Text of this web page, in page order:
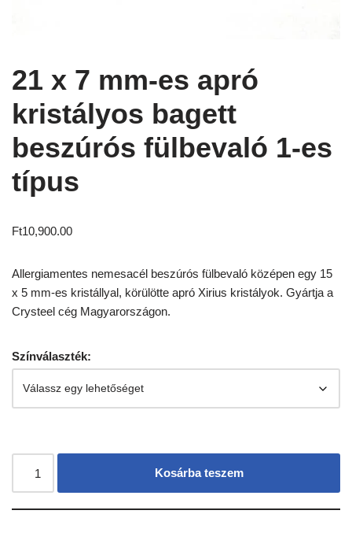
21 x 7 mm-es apró
kristályos bagett
beszúrós fülbevaló 1-es
típus
Ft10,900.00
Allergiamentes nemesacél beszúrós fülbevaló középen egy 15
x 5 mm-es kristállyal, körülötte apró Xirius kristályok. Gyártja a
Crysteel cég Magyarországon.
Színválaszték:
Kosárba teszem